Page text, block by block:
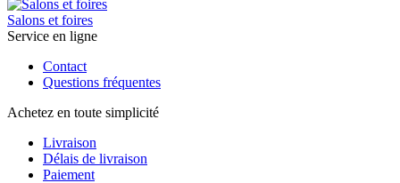
Salons et foires
Service en ligne
Contact
Questions fréquentes
Achetez en toute simplicité
Livraison
Délais de livraison
Paiement